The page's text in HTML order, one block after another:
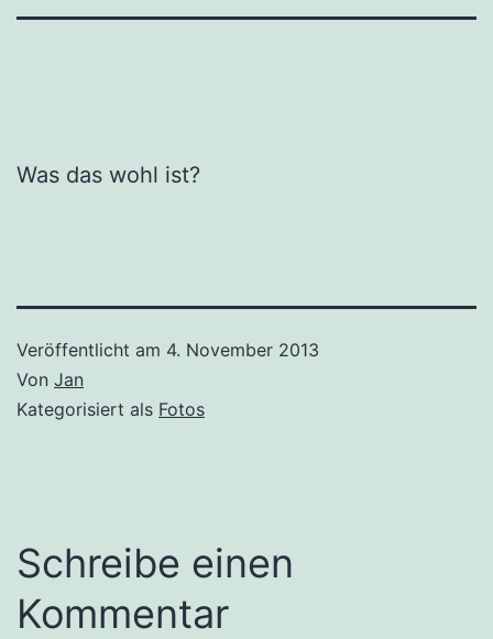
Was das wohl ist?
Veröffentlicht am 4. November 2013
Von Jan
Kategorisiert als Fotos
Schreibe einen
Kommentar